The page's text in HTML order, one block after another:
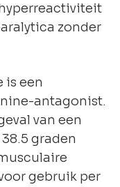
zonder
is een
antagonist.
van een
graden
gebruik per